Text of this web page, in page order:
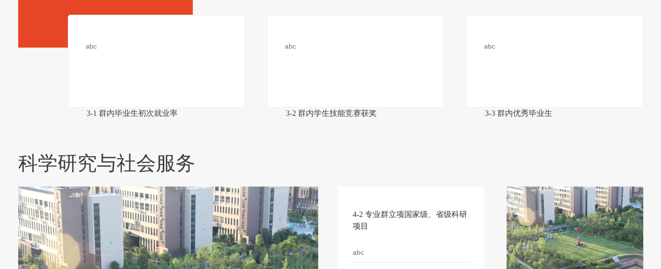
abc
3-1 群内毕业生初次就业率
abc
3-2 群内学生技能竞赛获奖
abc
3-3 群内优秀毕业生
科学研究与社会服务
4-2 专业群立项国家级、省级科研
项目
abc